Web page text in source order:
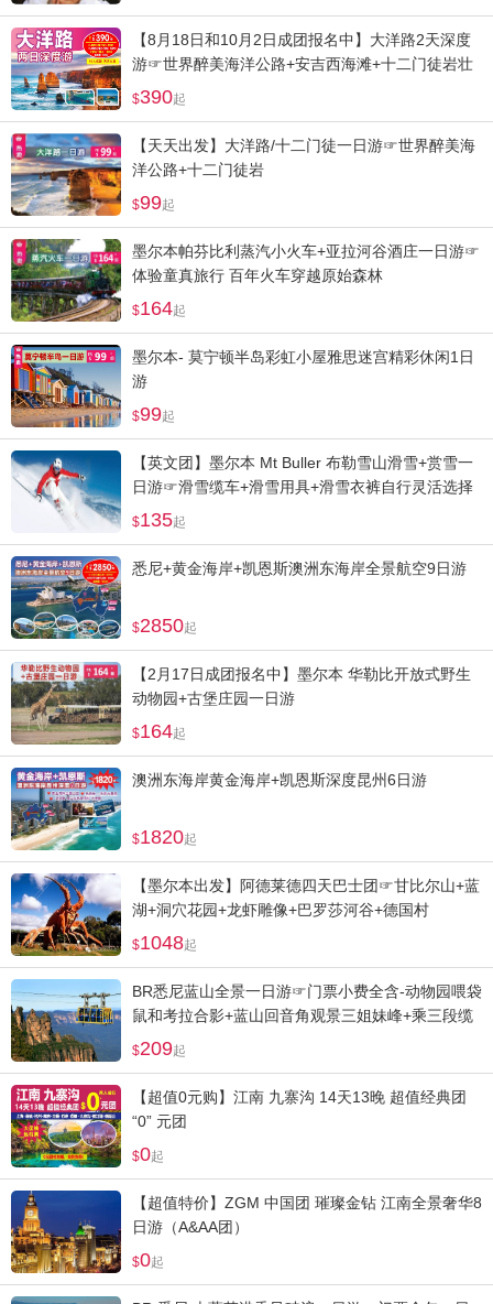
【8月18日和10月2日成团报名中】大洋路2天深度
游☞世界醉美海洋公路+安吉西海滩+十二门徒岩壮
观日出+小红帽灯塔
390起
【天天出发】大洋路/十二门徒一日游☞世界醉美海
洋公路+十二门徒岩
99起
墨尔本帕芬比利蒸汽小火车+亚拉河谷酒庄一日游☞
体验童真旅行 百年火车穿越原始森林
164起
墨尔本- 莫宁顿半岛彩虹小屋雅思迷宫精彩休闲1日
游
99起
【英文团】墨尔本 Mt Buller 布勒雪山滑雪+赏雪一
日游☞滑雪缆车+滑雪用具+滑雪衣裤自行灵活选择
135起
悉尼+黄金海岸+凯恩斯澳洲东海岸全景航空9日游
2850起
【2月17日成团报名中】墨尔本 华勒比开放式野生
动物园+古堡庄园一日游
164起
澳洲东海岸黄金海岸+凯恩斯深度昆州6日游
1820起
【墨尔本出发】阿德莱德四天巴士团☞甘比尔山+蓝
湖+洞穴花园+龙虾雕像+巴罗莎河谷+德国村
1048起
BR悉尼蓝山全景一日游☞门票小费全含-动物园喂袋
鼠和考拉合影+蓝山回音角观景三姐妹峰+乘三段缆
车畅游
209起
【超值0元购】江南 九寨沟 14天13晚 超值经典团
“0” 元团
0起
【超值特价】ZGM 中国团 璀璨金钻 江南全景奢华8
日游（A&AA团）
0起